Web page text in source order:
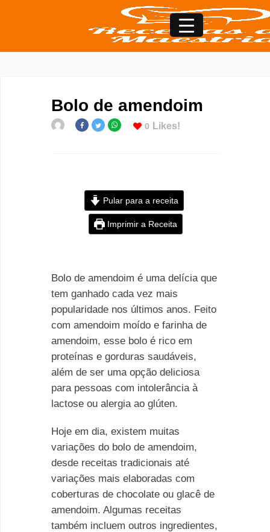
Bolo de amendoim
0 Likes!
Pular para a receita
Imprimir a Receita
Bolo de amendoim é uma delícia que
tem ganhado cada vez mais
popularidade nos últimos anos. Feito
com amendoim moído e farinha de
amendoim, esse bolo é rico em
proteínas e gorduras saudáveis,
além de ser uma opção deliciosa
para pessoas com intolerância à
lactose ou alergia ao glúten.
Hoje em dia, existem muitas
variações do bolo de amendoim,
desde receitas tradicionais até
variações mais elaboradas com
coberturas de chocolate ou glacê de
amendoim. Algumas receitas
também incluem outros ingredientes,